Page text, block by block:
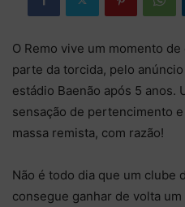
O Remo vive um momento
parte da torcida, pelo
estádio Baenão após 5 anos.
sensação de pertencimento
massa remista, com razão!
Não é todo dia que um clube
consegue ganhar de volta